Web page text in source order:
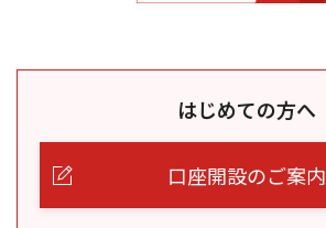
はじめての方へ
口座開設のご案内